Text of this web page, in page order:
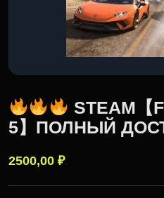
STEAM【
5】ПОЛНЫЙ
2500,00 ₽